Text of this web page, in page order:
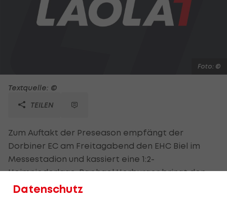
Foto: ©
Textquelle: ©
TEILEN
Zum Auftakt der Preseason empfängt der
Dorbiner EC am Freitagabend den EHC Biel im
Messestadion und kassiert eine 1:2-
Heimniederlage. Raphael Herburger bringt den
Klub aus der Schweizer Nationalliga A nach 13
Datenschutz